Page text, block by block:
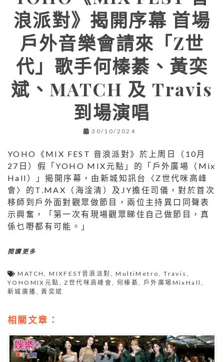
浪派對》揭開序幕 首場
戶外音樂會請來「Z世
代」歌手何榛綦、黃奕
斌、MATCH 及 Travis
到場演唱
30/10/2024
YOHO《MIX FEST 音浪派對》於上周日（10月
27日）假「YOHO MIX元點」的「戶外廣場（Mix
Hall）」揭開序幕，由新城知訊台〈Z世代咪高峰
會〉的T.MAX（海淦清）及JY擔任司儀，對於首次
移師到戶外面對觀眾做節目，兩位主持異口同聲表
示興奮，「第一次有現場觀眾睇住自己做節目，真
係乜嘢都有可能。」
閱讀更多
MATCH ,MIXFEST音浪派對 ,MultiMetro ,Travis
YOHOMIX元點
,Z世代咪高峰會 ,何榛綦 戶外廣場MixHall
新城廣播
,黃奕斌
相關文章：